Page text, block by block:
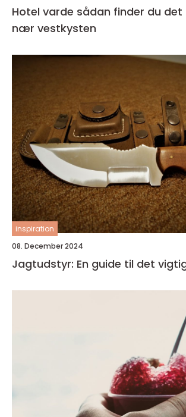
Hotel varde sådan finder du det rette ophold
nær vestkysten
inspiration
08. December 2024
Jagtudstyr: En guide til det